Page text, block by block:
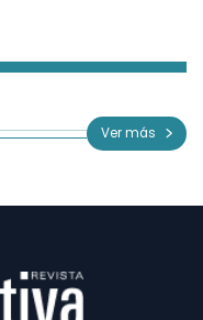
Ver más